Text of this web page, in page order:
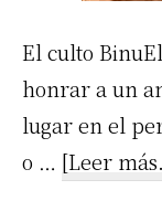
El culto
honrar a un
lugar en el
o … [Leer